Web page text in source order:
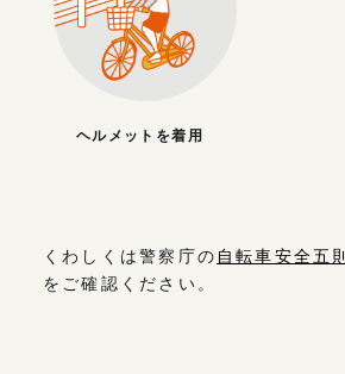
ヘルメットを着用
くわしくは警察庁の 自転車安全五則
をご確認ください。